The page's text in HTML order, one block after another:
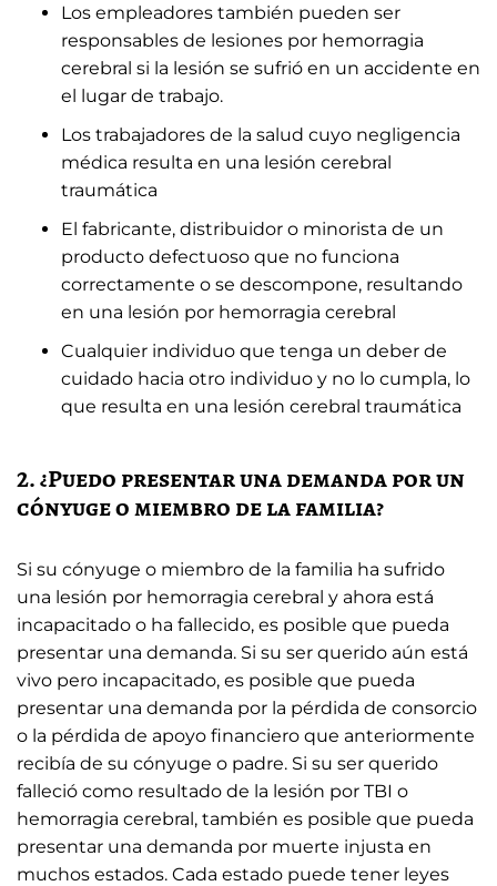
Los empleadores también pueden ser
responsables de lesiones por hemorragia
cerebral si la lesión se sufrió en un accidente en
el lugar de trabajo.
Los trabajadores de la salud cuyo negligencia
médica resulta en una lesión cerebral
traumática
El fabricante, distribuidor o minorista de un
producto defectuoso que no funciona
correctamente o se descompone, resultando
en una lesión por hemorragia cerebral
Cualquier individuo que tenga un deber de
cuidado hacia otro individuo y no lo cumpla, lo
que resulta en una lesión cerebral traumática
2. ¿Puedo presentar una demanda por un
cónyuge o miembro de la familia?
Si su cónyuge o miembro de la familia ha sufrido
una lesión por hemorragia cerebral y ahora está
incapacitado o ha fallecido, es posible que pueda
presentar una demanda. Si su ser querido aún está
vivo pero incapacitado, es posible que pueda
presentar una demanda por la pérdida de consorcio
o la pérdida de apoyo financiero que anteriormente
recibía de su cónyuge o padre. Si su ser querido
falleció como resultado de la lesión por TBI o
hemorragia cerebral, también es posible que pueda
presentar una demanda por muerte injusta en
muchos estados. Cada estado puede tener leyes